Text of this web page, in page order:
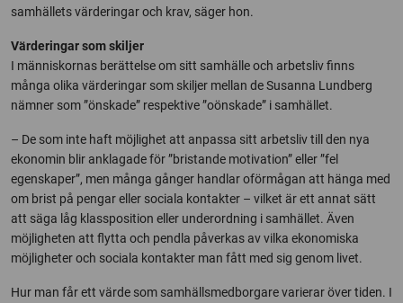
samhällets värderingar och krav, säger hon.
Värderingar som skiljer
I människornas berättelse om sitt samhälle och arbetsliv finns
många olika värderingar som skiljer mellan de Susanna Lundberg
nämner som ”önskade” respektive ”oönskade” i samhället.
– De som inte haft möjlighet att anpassa sitt arbetsliv till den nya
ekonomin blir anklagade för ”bristande motivation” eller ”fel
egenskaper”, men många gånger handlar oförmågan att hänga med
om brist på pengar eller sociala kontakter – vilket är ett annat sätt
att säga låg klassposition eller underordning i samhället. Även
möjligheten att flytta och pendla påverkas av vilka ekonomiska
möjligheter och sociala kontakter man fått med sig genom livet.
Hur man får ett värde som samhällsmedborgare varierar över tiden. I